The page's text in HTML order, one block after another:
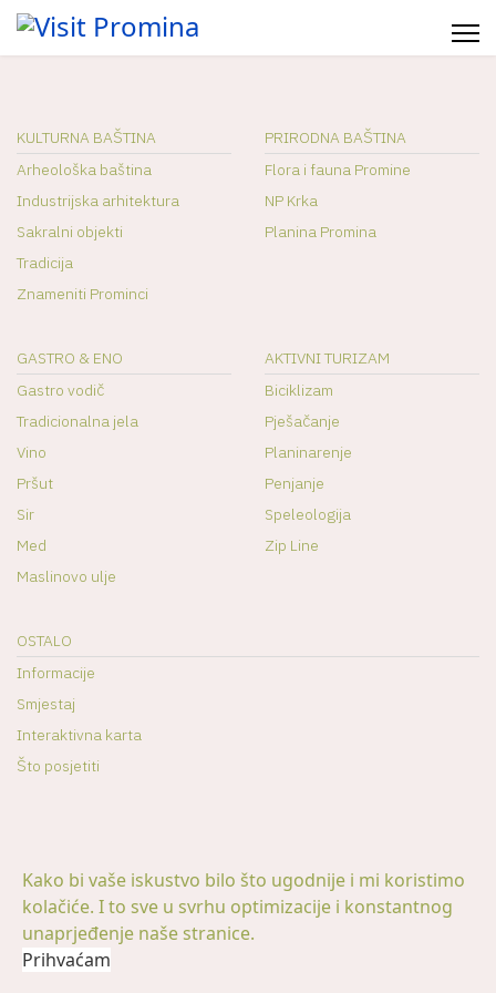
KULTURNA BAŠTINA
Arheološka baština
Industrijska arhitektura
Sakralni objekti
Tradicija
Znameniti Prominci
PRIRODNA BAŠTINA
Flora i fauna Promine
NP Krka
Planina Promina
GASTRO & ENO
Gastro vodič
Tradicionalna jela
Vino
Pršut
Sir
Med
Maslinovo ulje
AKTIVNI TURIZAM
Biciklizam
Pješačanje
Planinarenje
Penjanje
Speleologija
Zip Line
OSTALO
Informacije
Smjestaj
Interaktivna karta
Što posjetiti
© 2026 -Visit Promina | Lokalni vodič kroz prominski kraj
Digitalna pristupačnost
Kako bi vaše iskustvo bilo što ugodnije i mi koristimo
kolačiće. I to sve u svrhu optimizacije i konstantnog
unaprjeđenje naše stranice.
Prihvaćam